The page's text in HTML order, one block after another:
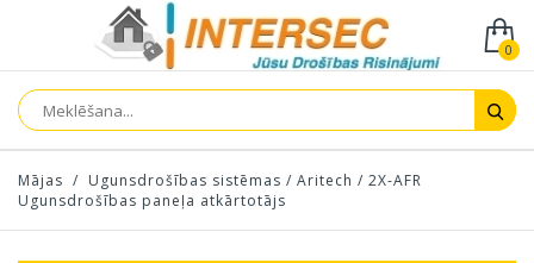
0
Mājas / Ugunsdrošības sistēmas / Aritech / 2X-AFR
Ugunsdrošības paneļa atkārtotājs